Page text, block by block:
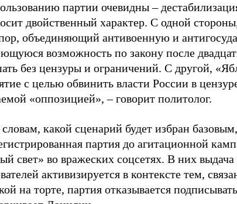
партии очевидны –
двойственный характер. С одной
объединяющий антивоенную и
возможность по закону после
без цензуры и ограничений. С другой,
с целью обвинить власти России в
«оппозицией», – говорит политолог.
какой сценарий будет избран
партия до агитационной
свет» во вражеских соцсетях. В них
активизируется в контексте тем,
на торте, партия отказывается